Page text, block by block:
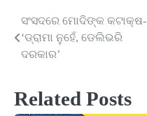
Post
navigation
ସଂସଦରେ ମୋଦିଙ୍କ କଟାକ୍ଷ-
‘ଡ୍ରାମା ନୁହେଁ, ଡେଲିଭରି
ଦରକାର’
Related Posts